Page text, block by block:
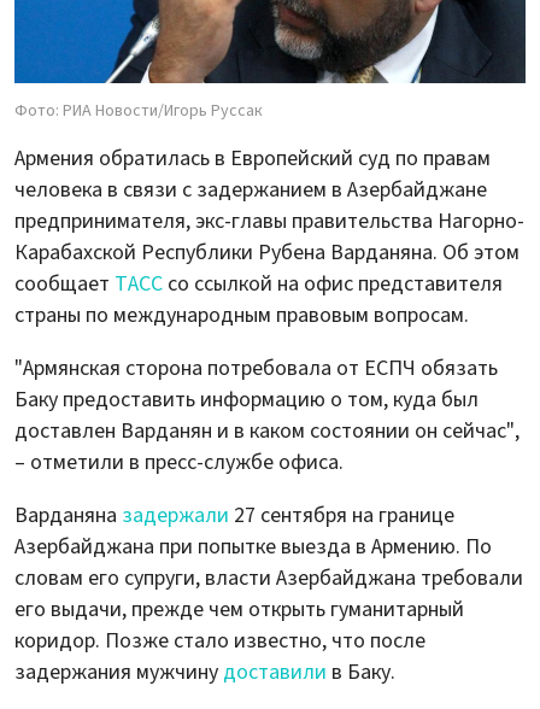
Фото: РИА Новости/Игорь Руссак
Армения обратилась в Европейский суд по правам
человека в связи с задержанием в Азербайджане
предпринимателя, экс-главы правительства Нагорно-
Карабахской Республики Рубена Варданяна. Об этом
сообщает ТАСС со ссылкой на офис представителя
страны по международным правовым вопросам.
"Армянская сторона потребовала от ЕСПЧ обязать
Баку предоставить информацию о том, куда был
доставлен Варданян и в каком состоянии он сейчас",
– отметили в пресс-службе офиса.
Варданяна задержали 27 сентября на границе
Азербайджана при попытке выезда в Армению. По
словам его супруги, власти Азербайджана требовали
его выдачи, прежде чем открыть гуманитарный
коридор. Позже стало известно, что после
задержания мужчину доставили в Баку.